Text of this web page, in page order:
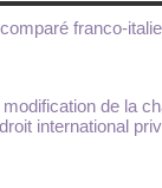
franco-
de la
international